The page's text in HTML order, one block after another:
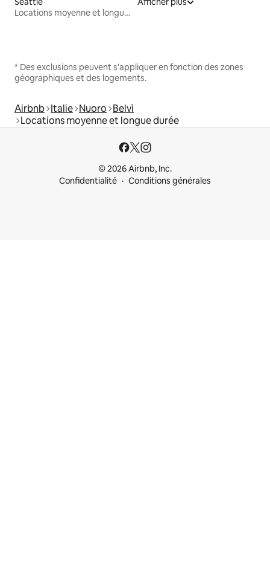
Locations moyenne et longue durée
* Des exclusions peuvent s'appliquer en fonction des zones
géographiques et des logements.
Airbnb Italie Nuoro Belvì
Locations moyenne et longue durée
© 2026 Airbnb, Inc.
Confidentialité
Conditions générales